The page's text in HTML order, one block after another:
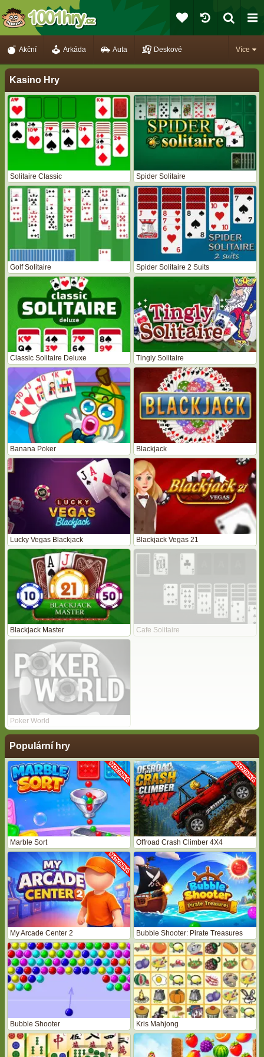
Více
Akční Arkáda Auta Deskové
Kasino Hry
Solitaire Classic Spider Solitaire
Golf Solitaire Spider Solitaire 2 Suits
Classic Solitaire Deluxe Tingly Solitaire
Banana Poker Blackjack
Lucky Vegas Blackjack Blackjack Vegas 21
Blackjack Master Cafe Solitaire
Poker World
Populární hry
Marble Sort Offroad Crash Climber 4X4
My Arcade Center 2 Bubble Shooter: Pirate Treasures
Bubble Shooter Kris Mahjong